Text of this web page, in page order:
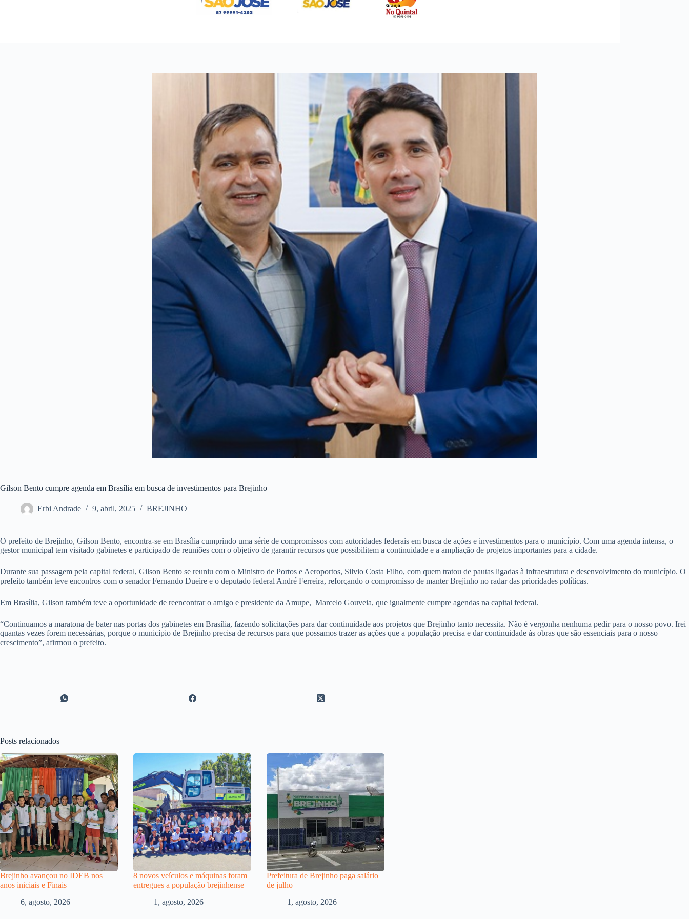
Gilson Bento cumpre agenda em Brasília em busca de investimentos para Brejinho
Erbi Andrade 9, abril, 2025 BREJINHO
O prefeito de Brejinho, Gilson Bento, encontra-se em Brasília cumprindo uma série de compromissos com autoridades federais em busca de ações e investimentos para o município. Com uma agenda intensa, o
gestor municipal tem visitado gabinetes e participado de reuniões com o objetivo de garantir recursos que possibilitem a continuidade e a ampliação de projetos importantes para a cidade.
Durante sua passagem pela capital federal, Gilson Bento se reuniu com o Ministro de Portos e Aeroportos, Silvio Costa Filho, com quem tratou de pautas ligadas à infraestrutura e desenvolvimento do município. O
prefeito também teve encontros com o senador Fernando Dueire e o deputado federal André Ferreira, reforçando o compromisso de manter Brejinho no radar das prioridades políticas.
Em Brasília, Gilson também teve a oportunidade de reencontrar o amigo e presidente da Amupe, Marcelo Gouveia, que igualmente cumpre agendas na capital federal.
“Continuamos a maratona de bater nas portas dos gabinetes em Brasília, fazendo solicitações para dar continuidade aos projetos que Brejinho tanto necessita. Não é vergonha nenhuma pedir para o nosso povo. Irei
quantas vezes forem necessárias, porque o município de Brejinho precisa de recursos para que possamos trazer as ações que a população precisa e dar continuidade às obras que são essenciais para o nosso
crescimento”, afirmou o prefeito.
Posts relacionados
Brejinho avançou no IDEB nos
anos iniciais e Finais
6, agosto, 2026
8 novos veículos e máquinas foram
entregues a população brejinhense
1, agosto, 2026
Prefeitura de Brejinho paga salário
de julho
1, agosto, 2026